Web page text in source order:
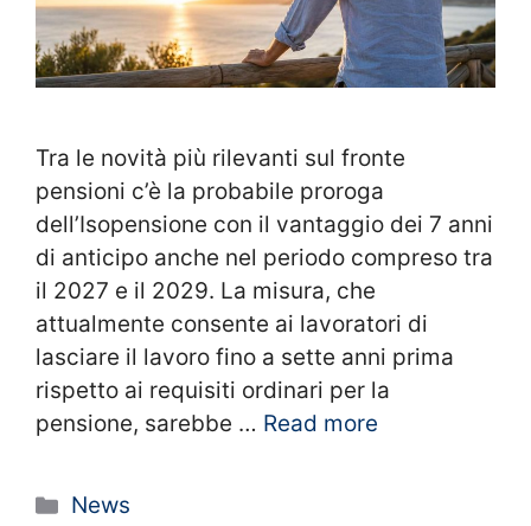
Tra le novità più rilevanti sul fronte
pensioni c’è la probabile proroga
dell’Isopensione con il vantaggio dei 7 anni
di anticipo anche nel periodo compreso tra
il 2027 e il 2029. La misura, che
attualmente consente ai lavoratori di
lasciare il lavoro fino a sette anni prima
rispetto ai requisiti ordinari per la
pensione, sarebbe … Read more
Categorie
News